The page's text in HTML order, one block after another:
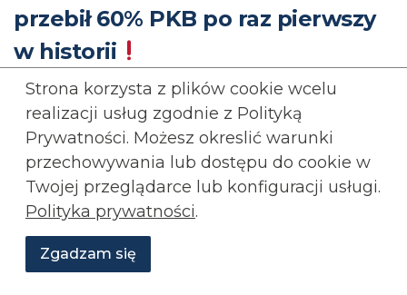
przebił 60% PKB po raz pierwszy
w historii
ADRIAN STANKIEWICZ
GOSPODARKA
KONFEDERACJA
Strona korzysta z plików cookie wcelu
realizacji usług zgodnie z Polityką
Prywatności. Możesz okreslić warunki
przechowywania lub dostępu do cookie w
Twojej przeglądarce lub konfiguracji usługi.
Polityka prywatności.
Zgadzam się